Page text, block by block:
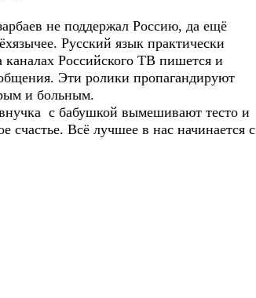
не поддержал Россию, да ещё
Русский язык практически
Российского ТВ пишется и
Эти ролики пропагандируют
и больным.
с бабушкой вымешивают тесто и
счастье. Всё лучшее в нас начинается с